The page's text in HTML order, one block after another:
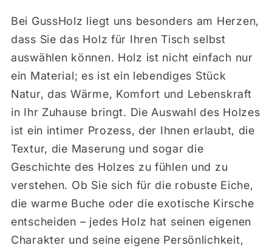
Bei GussHolz liegt uns besonders am Herzen,
dass Sie das Holz für Ihren Tisch selbst
auswählen können. Holz ist nicht einfach nur
ein Material; es ist ein lebendiges Stück
Natur, das Wärme, Komfort und Lebenskraft
in Ihr Zuhause bringt. Die Auswahl des Holzes
ist ein intimer Prozess, der Ihnen erlaubt, die
Textur, die Maserung und sogar die
Geschichte des Holzes zu fühlen und zu
verstehen. Ob Sie sich für die robuste Eiche,
die warme Buche oder die exotische Kirsche
entscheiden – jedes Holz hat seinen eigenen
Charakter und seine eigene Persönlichkeit,